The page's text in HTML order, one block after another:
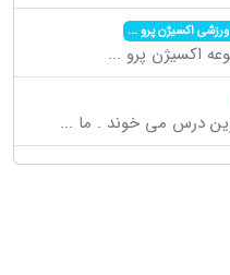
اکسیژن پرو...
اکسیژن پرو ...
درس می خوند . ما ...